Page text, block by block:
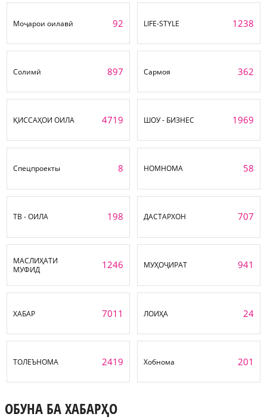
Моҷарои оилавӣ 92 LIFE-STYLE 1238
Солимӣ 897 Сармоя 362
ҚИССАҲОИ ОИЛА 4719 ШОУ - БИЗНЕС 1969
Спецпроекты 8 НОМНОМА 58
ТВ - ОИЛА 198 ДАСТАРХОН 707
МАСЛИҲАТИ
МУФИД
1246 МУҲОҶИРАТ 941
ХАБАР 7011 ЛОИҲА 24
ТОЛЕЪНОМА 2419 Хобнома 201
ОБУНА БА ХАБАРҲО